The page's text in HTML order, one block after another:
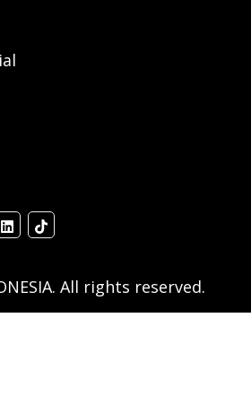
All rights reserved.